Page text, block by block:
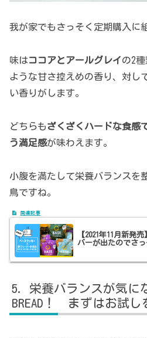
我が家でもさっそく定期購入に
味はココアとアールグレイの2
ような甘さ控えめの香り、対し
い香りがします。
どちらもざくざくハードな食感
う満足感が味わえます。
小腹を満たして栄養バランスを
鳥ですね。
【2021年11月新発
バーが出たのでさっ
栄養バランスが気に
BREAD！ まずはお試し